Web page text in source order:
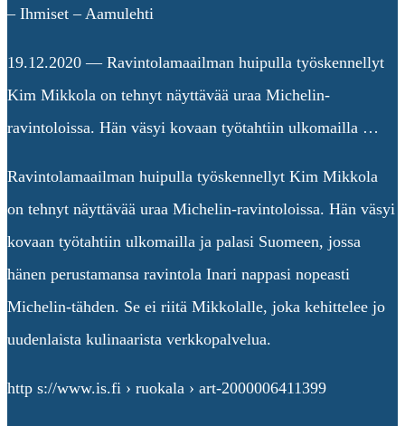
– Ihmiset – Aamulehti
19.12.2020 — Ravintolamaailman huipulla työskennellyt
Kim Mikkola on tehnyt näyttävää uraa Michelin-
ravintoloissa. Hän väsyi kovaan työtahtiin ulkomailla …
Ravintolamaailman huipulla työskennellyt Kim Mikkola
on tehnyt näyttävää uraa Michelin-ravintoloissa. Hän väsyi
kovaan työtahtiin ulkomailla ja palasi Suomeen, jossa
hänen perustamansa ravintola Inari nappasi nopeasti
Michelin-tähden. Se ei riitä Mikkolalle, joka kehittelee jo
uudenlaista kulinaarista verkkopalvelua.
http s://www.is.fi › ruokala › art-2000006411399